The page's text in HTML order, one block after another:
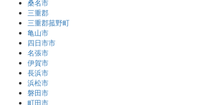
桑名市
三重郡
三重郡菰野町
亀山市
四日市市
名張市
伊賀市
長浜市
浜松市
磐田市
町田市